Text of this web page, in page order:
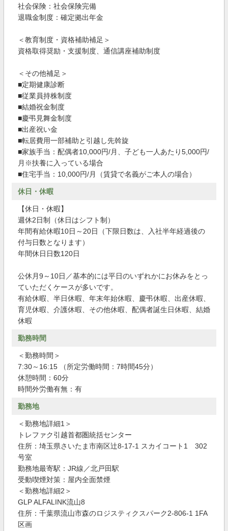
社会保険：社会保険完備
退職金制度：確定拠出年金
＜教育制度・資格補助補足＞
資格取得奨励・支援制度、通信講座補助制度
＜その他補足＞
■定期健康診断
■従業員持株制度
■結婚祝金制度
■慶弔見舞金制度
■出産祝い金
■転居費用一部補助と引越し先斡旋
■家族手当：配偶者10,000円/月、子ども一人あたり5,000円/
月※扶養に入っている場合
■住宅手当：10,000円/月（賃貸で名義がご本人の場合）
休日・休暇
【休日・休暇】
週休2日制（休日はシフト制）
年間有給休暇10日～20日（下限日数は、入社半年経過後の
付与日数となります）
年間休日日数120日
公休月9～10日／基本的には平日のいずれかにお休みをとっ
ていただくケースが多いです。
有給休暇、半日休暇、年末年始休暇、慶弔休暇、出産休暇、
育児休暇、介護休暇、その他休暇、配偶者誕生日休暇、結婚
休暇
勤務時間
＜勤務時間＞
7:30～16:15 （所定労働時間：7時間45分）
休憩時間：60分
時間外労働有無：有
勤務地
＜勤務地詳細1＞
トレファク引越首都圏統括センター
住所：埼玉県さいたま市南区辻8-17-1 スカイコート1 302
号室
勤務地最寄駅：JR線／北戸田駅
受動喫煙対策：屋内全面禁煙
＜勤務地詳細2＞
GLP ALFALINK流山8
住所：千葉県流山市森のロジスティクスパーク2-806-1 1FA
区画